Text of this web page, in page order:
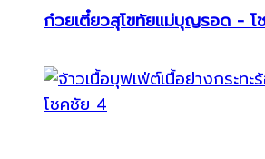
ก๋วยเตี๋ยวสุโขทัยแม่บุญรอด - โ